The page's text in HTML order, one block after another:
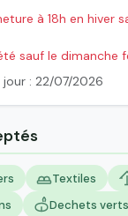
à 18h en hiver
sauf le dimanche
jour : 22/07/2026
Textiles
Dechets verts